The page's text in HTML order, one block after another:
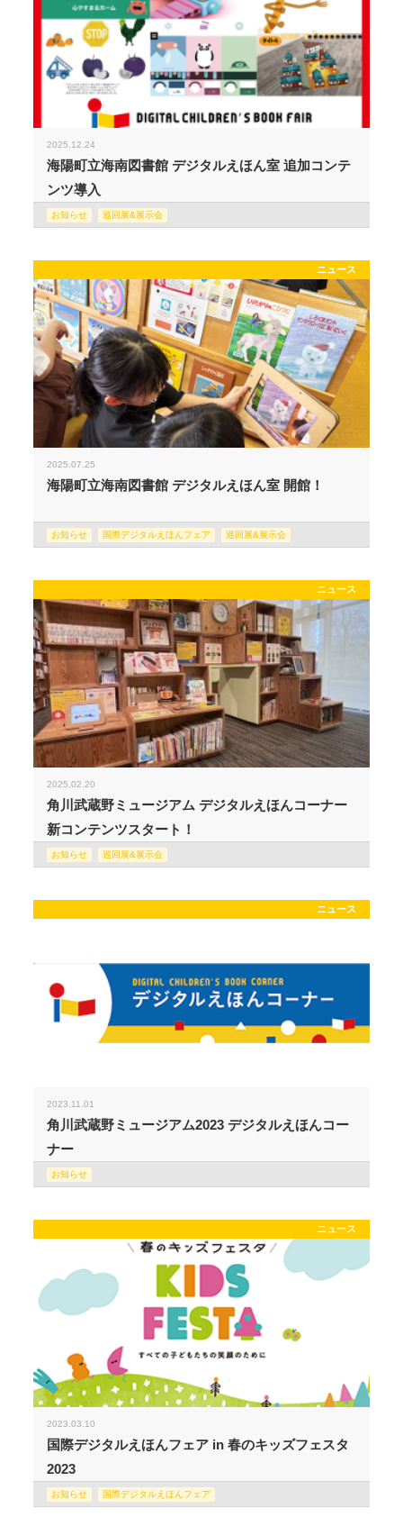
2025.12.24
海陽町立海南図書館 デジタルえほん室 追加コンテ
ンツ導入
お知らせ 巡回展&展示会
ニュース
2025.07.25
海陽町立海南図書館 デジタルえほん室 開館！
お知らせ 国際デジタルえほんフェア 巡回展&展示会
ニュース
2025.02.20
角川武蔵野ミュージアム デジタルえほんコーナー
新コンテンツスタート！
お知らせ 巡回展&展示会
ニュース
2023.11.01
角川武蔵野ミュージアム2023 デジタルえほんコー
ナー
お知らせ
ニュース
2023.03.10
国際デジタルえほんフェア in 春のキッズフェスタ
2023
お知らせ 国際デジタルえほんフェア